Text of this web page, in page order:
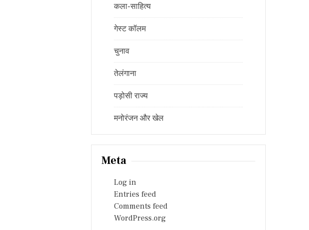
कला-साहित्य
गेस्ट कॉलम
चुनाव
तेलंगाना
पड़ोसी राज्य
मनोरंजन और खेल
Meta
Log in
Entries feed
Comments feed
WordPress.org